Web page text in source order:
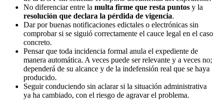
No diferenciar entre la multa firme que resta puntos y la
resolución que declara la pérdida de vigencia.
Dar por buenas notificaciones edictales o electrónicas sin
comprobar si se siguió correctamente el cauce legal en el caso
concreto.
Pensar que toda incidencia formal anula el expediente de
manera automática. A veces puede ser relevante y a veces no;
dependerá de su alcance y de la indefensión real que se haya
producido.
Seguir conduciendo sin aclarar si la situación administrativa
ya ha cambiado, con el riesgo de agravar el problema.